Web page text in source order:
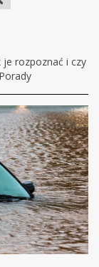
rozpoznać i czy
Porady